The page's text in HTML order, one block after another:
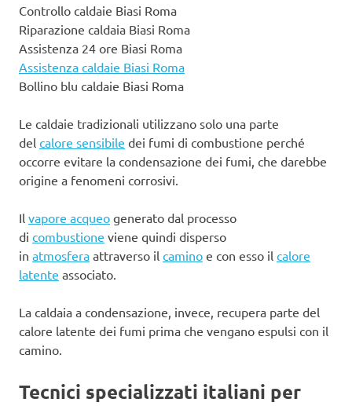
Controllo caldaie Biasi Roma
Riparazione caldaia Biasi Roma
Assistenza 24 ore Biasi Roma
Assistenza caldaie Biasi Roma
Bollino blu caldaie Biasi Roma
Le caldaie tradizionali utilizzano solo una parte
del calore sensibile dei fumi di combustione perché
occorre evitare la condensazione dei fumi, che darebbe
origine a fenomeni corrosivi.
Il vapore acqueo generato dal processo
di combustione viene quindi disperso
in atmosfera attraverso il camino e con esso il calore
latente associato.
La caldaia a condensazione, invece, recupera parte del
calore latente dei fumi prima che vengano espulsi con il
camino.
Tecnici specializzati italiani per